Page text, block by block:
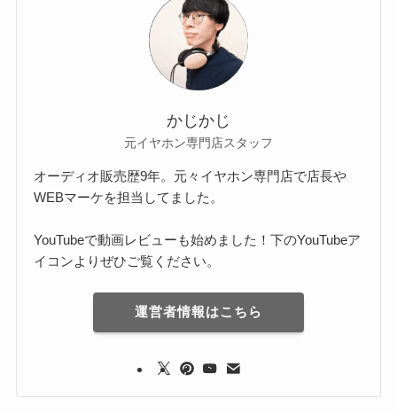
かじかじ
元イヤホン専門店スタッフ
オーディオ販売歴9年。元々イヤホン専門店で店長や
WEBマーケを担当してました。
YouTubeで動画レビューも始めました！下のYouTubeア
イコンよりぜひご覧ください。
運営者情報はこちら